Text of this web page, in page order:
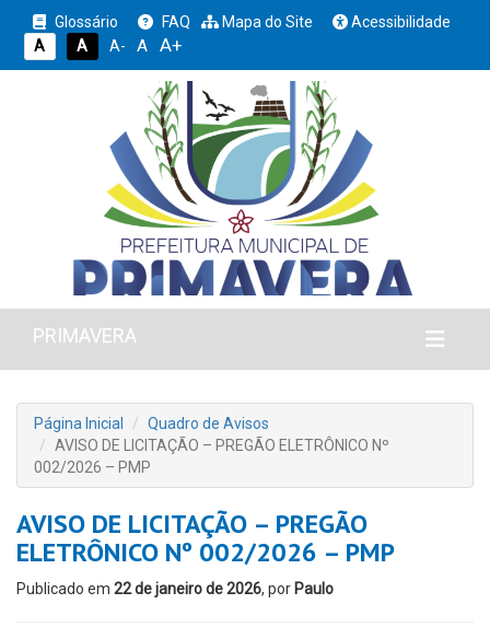
Glossário FAQ Mapa do Site
Acessibilidade
A
A A- A A+
PRIMAVERA
Página Inicial
Quadro de Avisos
AVISO DE LICITAÇÃO – PREGÃO ELETRÔNICO Nº
002/2026 – PMP
AVISO DE LICITAÇÃO – PREGÃO
ELETRÔNICO Nº 002/2026 – PMP
Publicado em 22 de janeiro de 2026, por Paulo